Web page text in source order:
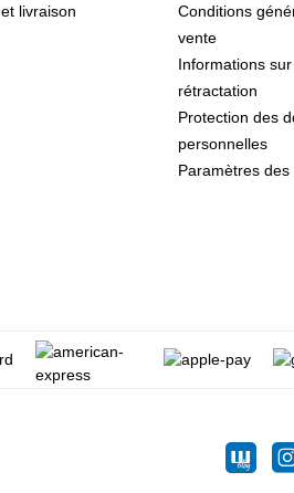
livraison
Conditions
vente
Informations
rétractation
Protection des
personnelles
Paramètres des